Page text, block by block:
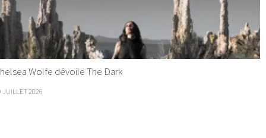
Wolfe dévoile The Dark
JUILLET 2026